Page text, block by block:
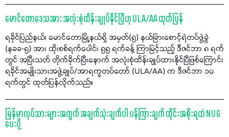
မောင်တောဒေသအား အလုံးစုံထိန်းချုပ်နိုင်ပြီဟု ULA/AA ထုတ်ပြန်
ရခိုင်ပြည်နယ်၊ မောင်တောမြို့နယ်ရှိ အမှတ်(၅) နယ်ခြားစောင့်ရဲတပ်ဖွဲ့ခွဲ
(နခခ-၅) အား ထိုးစစ်ရက်ပေါင်း ၅၅ ရက်ခန့် ကြာမြင့်သည့် ဒီဇင်ဘာ ၈ ရက်
တွင် အပြီးသတ် တိုက်ခိုက်ပြီးနောက် အလုံးစုံထိန်းချုပ်ထားနိုင်ပြီဖြစ်ကြောင်း
ရခိုင်အမျိုးသားအဖွဲ့ချုပ်/အာရက္ခတပ်တော် (ULA/AA) က ဒီဇင်ဘာ ၁၀
ရက်တွင် ထုတ်ပြန်လိုက်သည်။
မြန်မာလုပ်သားများအတွက် အချက်သုံးချက်ပါ ပန်ကြားချက် ထိုင်းအစိုးရထံ NUG
ပေးပို့